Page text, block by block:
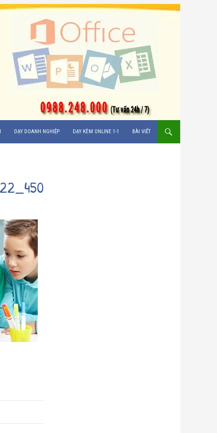
DẠY DOANH NGHIỆP DẠY KÈM ONLINE 1-1 BÀI VIẾT